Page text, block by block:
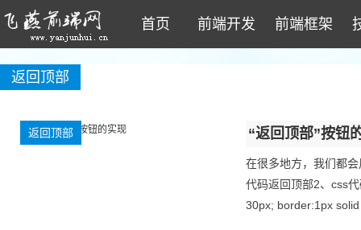
首页 前端开发 前端框架
返回顶部
返回顶部 “返回顶部”按钮
在很多地方，我们都
代码返回顶部2、css
30px; border:1px